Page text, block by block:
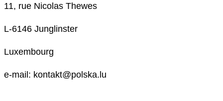
11, rue Nicolas Thewes
L-6146 Junglinster
Luxembourg
e-mail: kontakt@polska.lu